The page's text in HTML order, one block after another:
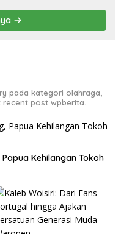
pada kategori olahraga,
post wpberita.
Kehilangan Tokoh